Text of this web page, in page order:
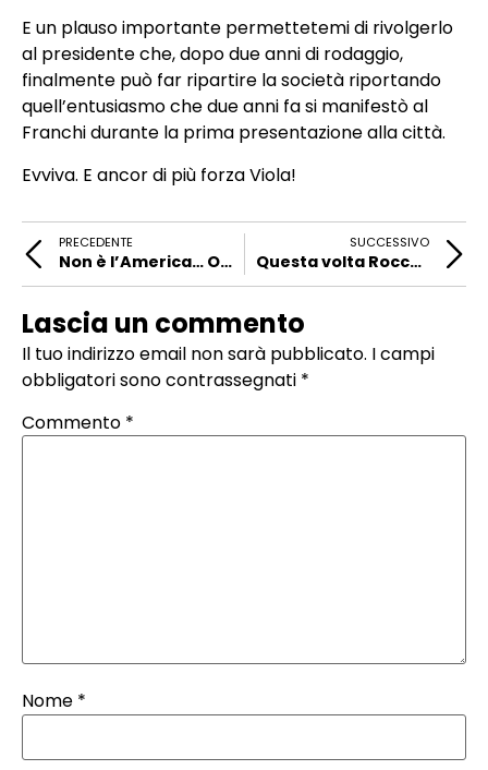
E un plauso importante permettetemi di rivolgerlo
al presidente che, dopo due anni di rodaggio,
finalmente può far ripartire la società riportando
quell’entusiasmo che due anni fa si manifestò al
Franchi durante la prima presentazione alla città.
Evviva. E ancor di più forza Viola!
PRECEDENTE
Non è l’America… O forse sì
SUCCESSIVO
Questa volta Rocco ha fatto centro
Lascia un commento
Il tuo indirizzo email non sarà pubblicato. I campi
obbligatori sono contrassegnati *
Commento *
Nome *